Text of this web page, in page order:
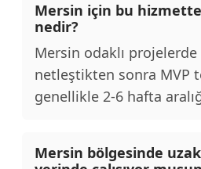
Mersin için bu
nedir?
Mersin odaklı
netleştikten sonra MVP
genellikle 2-6 hafta
Mersin bölgesinde